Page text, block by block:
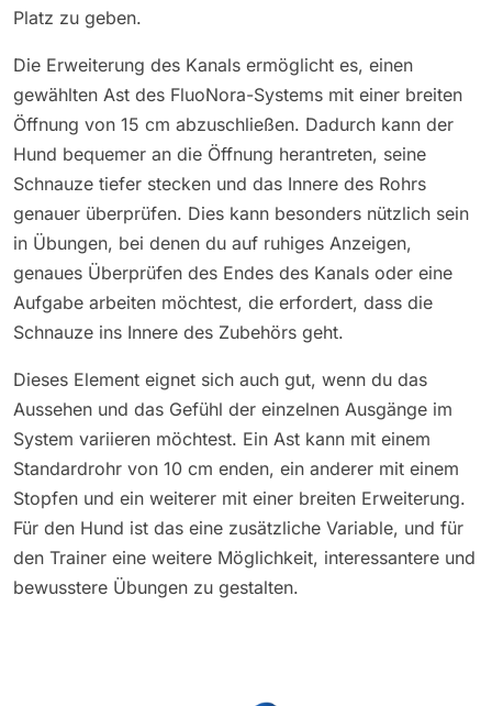
Platz zu geben.
Die Erweiterung des Kanals ermöglicht es, einen
gewählten Ast des FluoNora-Systems mit einer breiten
Öffnung von 15 cm abzuschließen. Dadurch kann der
Hund bequemer an die Öffnung herantreten, seine
Schnauze tiefer stecken und das Innere des Rohrs
genauer überprüfen. Dies kann besonders nützlich sein
in Übungen, bei denen du auf ruhiges Anzeigen,
genaues Überprüfen des Endes des Kanals oder eine
Aufgabe arbeiten möchtest, die erfordert, dass die
Schnauze ins Innere des Zubehörs geht.
Dieses Element eignet sich auch gut, wenn du das
Aussehen und das Gefühl der einzelnen Ausgänge im
System variieren möchtest. Ein Ast kann mit einem
Standardrohr von 10 cm enden, ein anderer mit einem
Stopfen und ein weiterer mit einer breiten Erweiterung.
Für den Hund ist das eine zusätzliche Variable, und für
den Trainer eine weitere Möglichkeit, interessantere und
bewusstere Übungen zu gestalten.